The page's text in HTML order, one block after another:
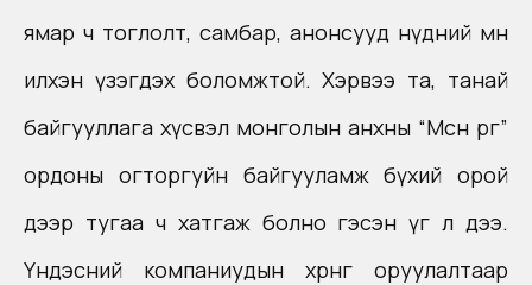
ямар ч тоглолт, самбар, анонсууд нүдний өмнө
илхэн үзэгдэх боломжтой. Хэрвээ та, танай
байгууллага хүсвэл монголын анхны “Мөсөн өргөө”
ордоны огторгуйн байгууламж бүхий орой
дээр тугаа ч хатгаж болно гэсэн үг л дээ.
Үндэсний компаниудын хөрөнгө оруулалтаар